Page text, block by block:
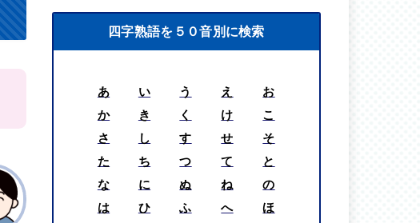
四字熟語を５０音別に検索
あ い う え
お
か
き く け
こ
さ
し す せ
そ
た
ち つ て
と
な
に ぬ ね
の
は
ひ ふ へ
ほ